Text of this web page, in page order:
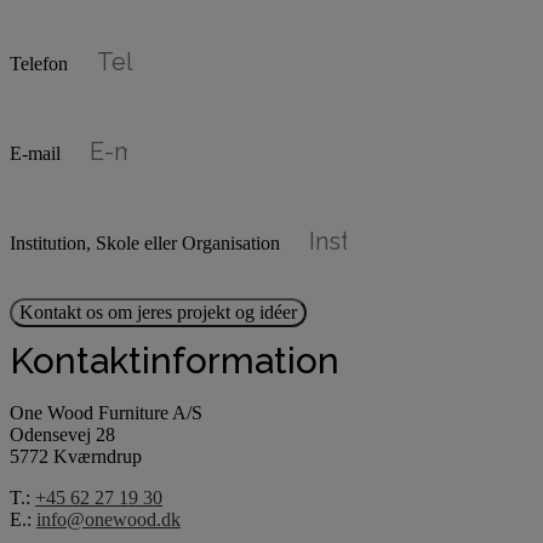
Telefon
E-mail
Institution, Skole eller Organisation
Kontakt os om jeres projekt og idéer
Kontaktinformation
One Wood Furniture A/S
Odensevej 28
5772 Kværndrup
T.: +45 62 27 19 30
E.: info@onewood.dk